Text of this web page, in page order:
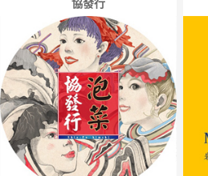
協發行